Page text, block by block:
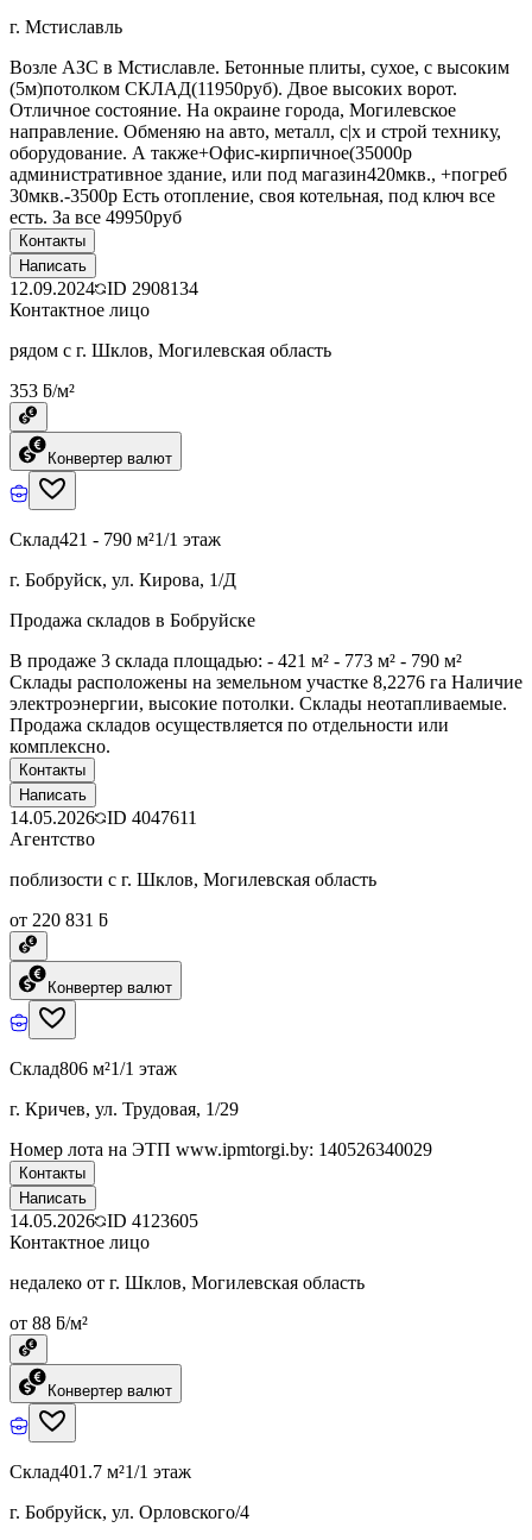
г. Мстиславль
Возле АЗС в Мстиславле. Бетонные плиты, сухое, с высоким
(5м)потолком СКЛАД(11950руб). Двое высоких ворот.
Отличное состояние. На окраине города, Могилевское
направление. Обменяю на авто, металл, с|х и строй технику,
оборудование. А также+Офис-кирпичное(35000р
административное здание, или под магазин420мкв., +погреб
30мкв.-3500р Есть отопление, своя котельная, под ключ все
есть. За все 49950руб
Контакты
Написать
12.09.2024 ID 2908134
Контактное лицо
рядом с г. Шклов, Могилевская область
353 ƃ/м²
Конвертер валют
Склад421 - 790 м²1/1 этаж
г. Бобруйск, ул. Кирова, 1/Д
Продажа складов в Бобруйске
В продаже 3 склада площадью: - 421 м² - 773 м² - 790 м²
Склады расположены на земельном участке 8,2276 га Наличие
электроэнергии, высокие потолки. Склады неотапливаемые.
Продажа складов осуществляется по отдельности или
комплексно.
Контакты
Написать
14.05.2026 ID 4047611
Агентство
поблизости с г. Шклов, Могилевская область
от 220 831 ƃ
Конвертер валют
Склад806 м²1/1 этаж
г. Кричев, ул. Трудовая, 1/29
Номер лота на ЭТП www.ipmtorgi.by: 140526340029
Контакты
Написать
14.05.2026 ID 4123605
Контактное лицо
недалеко от г. Шклов, Могилевская область
от 88 ƃ/м²
Конвертер валют
Склад401.7 м²1/1 этаж
г. Бобруйск, ул. Орловского/4